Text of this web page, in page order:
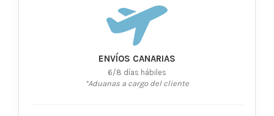
ENVÍOS CANARIAS
6/8 días hábiles
*Aduanas a cargo del cliente